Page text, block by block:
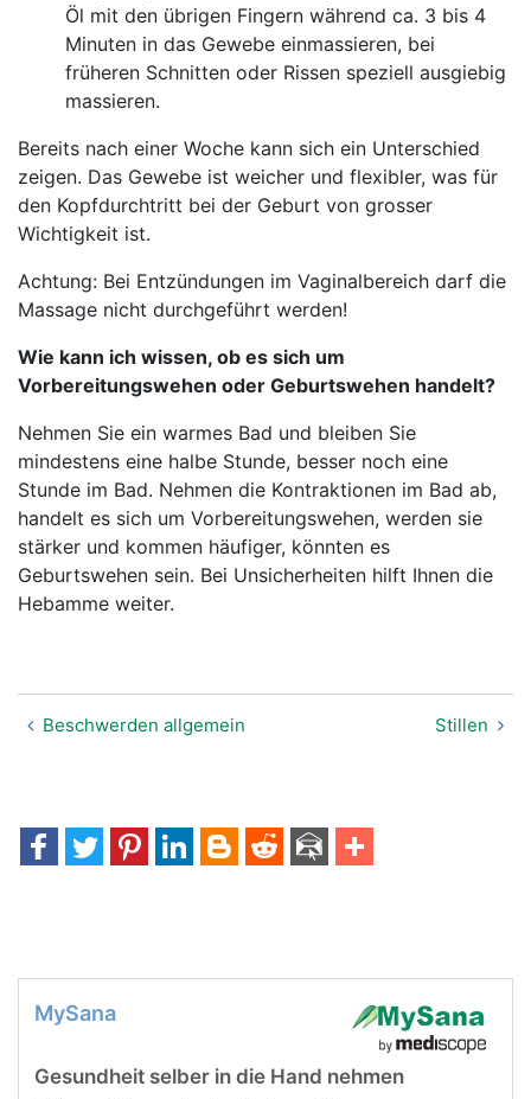
Öl mit den übrigen Fingern während ca. 3 bis 4
Minuten in das Gewebe einmassieren, bei
früheren Schnitten oder Rissen speziell ausgiebig
massieren.
Bereits nach einer Woche kann sich ein Unterschied
zeigen. Das Gewebe ist weicher und flexibler, was für
den Kopfdurchtritt bei der Geburt von grosser
Wichtigkeit ist.
Achtung: Bei Entzündungen im Vaginalbereich darf die
Massage nicht durchgeführt werden!
Wie kann ich wissen, ob es sich um
Vorbereitungswehen oder Geburtswehen handelt?
Nehmen Sie ein warmes Bad und bleiben Sie
mindestens eine halbe Stunde, besser noch eine
Stunde im Bad. Nehmen die Kontraktionen im Bad ab,
handelt es sich um Vorbereitungswehen, werden sie
stärker und kommen häufiger, könnten es
Geburtswehen sein. Bei Unsicherheiten hilft Ihnen die
Hebamme weiter.
Beschwerden allgemein Stillen
MySana
Gesundheit selber in die Hand nehmen